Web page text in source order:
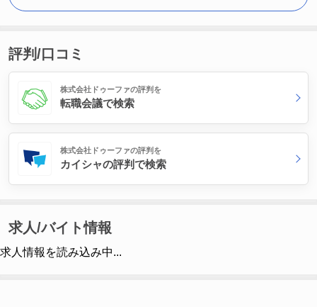
評判/口コミ
株式会社ドゥーファの評判を
転職会議で検索
株式会社ドゥーファの評判を
カイシャの評判で検索
求人/バイト情報
求人情報を読み込み中...